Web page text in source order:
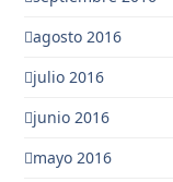
agosto 2016
julio 2016
junio 2016
mayo 2016